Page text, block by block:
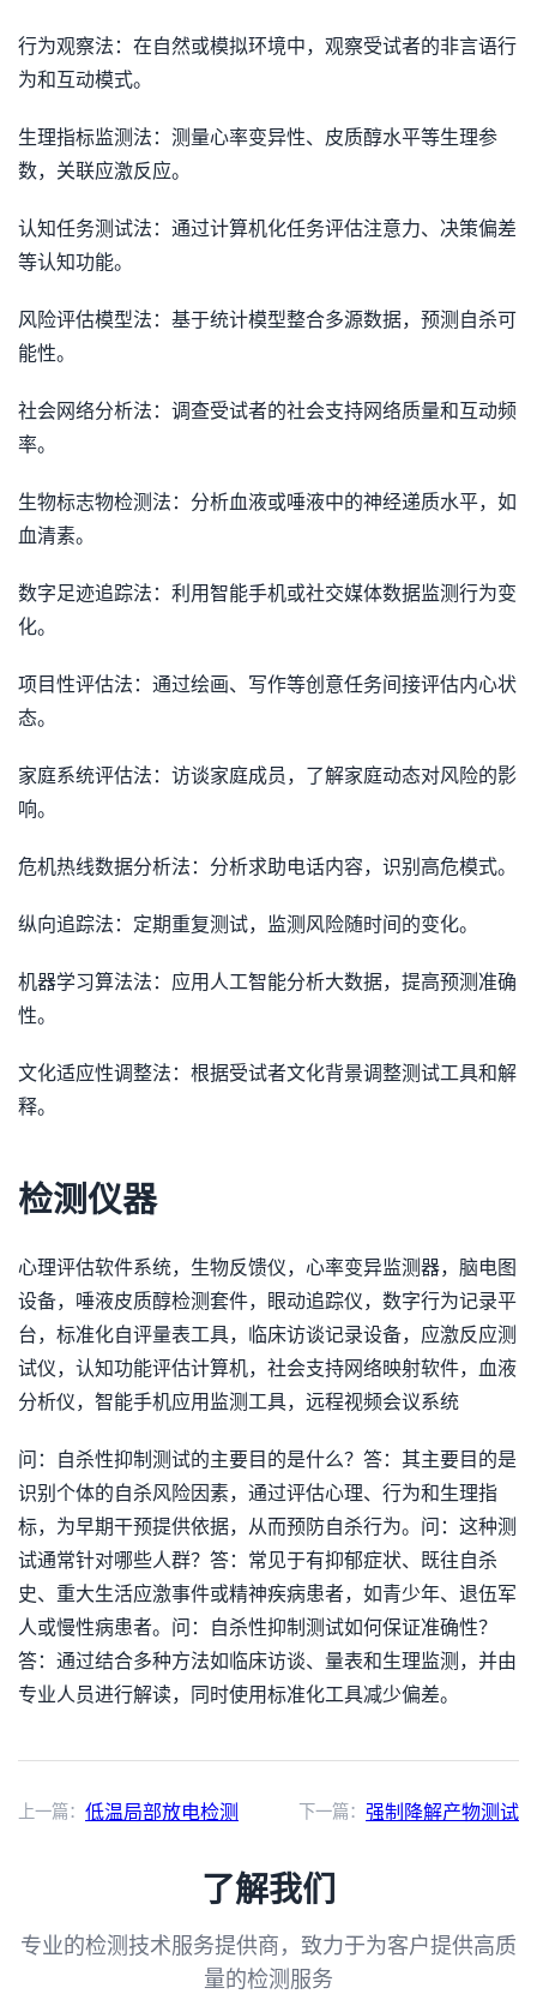
行为观察法：在自然或模拟环境中，观察受试者的非言语行
为和互动模式。
生理指标监测法：测量心率变异性、皮质醇水平等生理参
数，关联应激反应。
认知任务测试法：通过计算机化任务评估注意力、决策偏差
等认知功能。
风险评估模型法：基于统计模型整合多源数据，预测自杀可
能性。
社会网络分析法：调查受试者的社会支持网络质量和互动频
率。
生物标志物检测法：分析血液或唾液中的神经递质水平，如
血清素。
数字足迹追踪法：利用智能手机或社交媒体数据监测行为变
化。
项目性评估法：通过绘画、写作等创意任务间接评估内心状
态。
家庭系统评估法：访谈家庭成员，了解家庭动态对风险的影
响。
危机热线数据分析法：分析求助电话内容，识别高危模式。
纵向追踪法：定期重复测试，监测风险随时间的变化。
机器学习算法法：应用人工智能分析大数据，提高预测准确
性。
文化适应性调整法：根据受试者文化背景调整测试工具和解
释。
检测仪器
心理评估软件系统，生物反馈仪，心率变异监测器，脑电图
设备，唾液皮质醇检测套件，眼动追踪仪，数字行为记录平
台，标准化自评量表工具，临床访谈记录设备，应激反应测
试仪，认知功能评估计算机，社会支持网络映射软件，血液
分析仪，智能手机应用监测工具，远程视频会议系统
问：自杀性抑制测试的主要目的是什么？答：其主要目的是
识别个体的自杀风险因素，通过评估心理、行为和生理指
标，为早期干预提供依据，从而预防自杀行为。问：这种测
试通常针对哪些人群？答：常见于有抑郁症状、既往自杀
史、重大生活应激事件或精神疾病患者，如青少年、退伍军
人或慢性病患者。问：自杀性抑制测试如何保证准确性？
答：通过结合多种方法如临床访谈、量表和生理监测，并由
专业人员进行解读，同时使用标准化工具减少偏差。
上一篇： 低温局部放电检测 下一篇： 强制降解产物测试
了解我们
专业的检测技术服务提供商，致力于为客户提供高质
量的检测服务